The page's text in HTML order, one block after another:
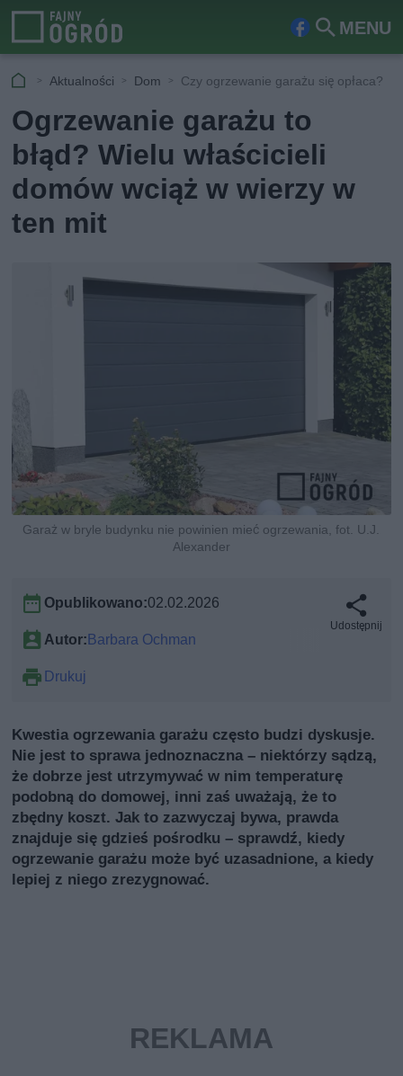
MENU
Fa
ook
Szu
kaj
Aktualności Dom Czy ogrzewanie garażu się opłaca?
Ogrzewanie garażu to
błąd? Wielu właścicieli
domów wciąż w wierzy w
ten mit
Garaż w bryle budynku nie powinien mieć ogrzewania, fot. U.J.
Alexander
Opublikowano:02.02.2026
Autor:Barbara Ochman
Drukuj
Udostępnij
Kwestia ogrzewania garażu często budzi dyskusje.
Nie jest to sprawa jednoznaczna – niektórzy sądzą,
że dobrze jest utrzymywać w nim temperaturę
podobną do domowej, inni zaś uważają, że to
zbędny koszt. Jak to zazwyczaj bywa, prawda
znajduje się gdzieś pośrodku – sprawdź, kiedy
ogrzewanie garażu może być uzasadnione, a kiedy
lepiej z niego zrezygnować.